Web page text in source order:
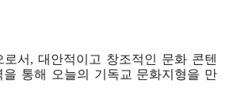
서 , 대안적이고 창조적인 문화 콘텐
을 통해 오늘의 기독교 문화지형을 만